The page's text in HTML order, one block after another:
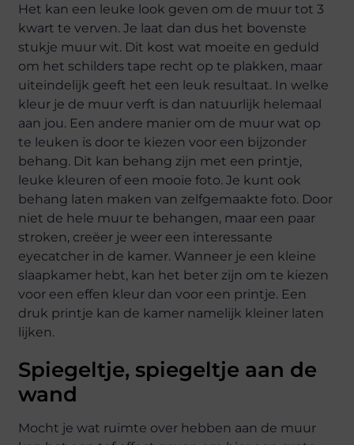
Het kan een leuke look geven om de muur tot 3
kwart te verven. Je laat dan dus het bovenste
stukje muur wit. Dit kost wat moeite en geduld
om het schilders tape recht op te plakken, maar
uiteindelijk geeft het een leuk resultaat. In welke
kleur je de muur verft is dan natuurlijk helemaal
aan jou. Een andere manier om de muur wat op
te leuken is door te kiezen voor een bijzonder
behang. Dit kan behang zijn met een printje,
leuke kleuren of een mooie foto. Je kunt ook
behang laten maken van zelfgemaakte foto. Door
niet de hele muur te behangen, maar een paar
stroken, creëer je weer een interessante
eyecatcher in de kamer. Wanneer je een kleine
slaapkamer hebt, kan het beter zijn om te kiezen
voor een effen kleur dan voor een printje. Een
druk printje kan de kamer namelijk kleiner laten
lijken.
Spiegeltje, spiegeltje aan de
wand
Mocht je wat ruimte over hebben aan de muur